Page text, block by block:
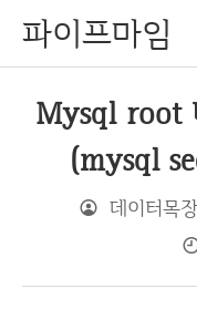
파이프마임
Mysql root
(mysql
데이터목장